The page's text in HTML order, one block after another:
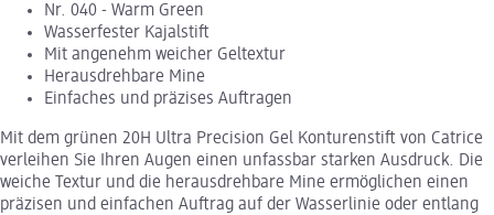
Nr. 040 - Warm Green
Wasserfester Kajalstift
Mit angenehm weicher Geltextur
Herausdrehbare Mine
Einfaches und präzises Auftragen
Mit dem grünen 20H Ultra Precision Gel Konturenstift von Catrice
verleihen Sie Ihren Augen einen unfassbar starken Ausdruck. Die
weiche Textur und die herausdrehbare Mine ermöglichen einen
präzisen und einfachen Auftrag auf der Wasserlinie oder entlang